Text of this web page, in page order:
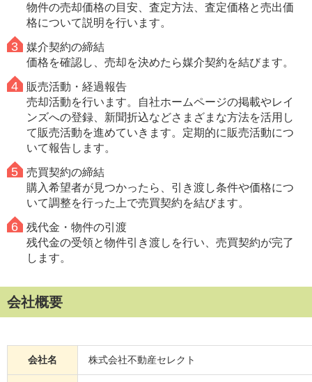
物件の売却価格の目安、査定方法、査定価格と売出価
格について説明を行います。
媒介契約の締結
価格を確認し、売却を決めたら媒介契約を結びます。
販売活動・経過報告
売却活動を行います。自社ホームページの掲載やレイ
ンズへの登録、新聞折込などさまざまな方法を活用し
て販売活動を進めていきます。定期的に販売活動につ
いて報告します。
売買契約の締結
購入希望者が見つかったら、引き渡し条件や価格につ
いて調整を行った上で売買契約を結びます。
残代金・物件の引渡
残代金の受領と物件引き渡しを行い、売買契約が完了
します。
会社概要
会社名 株式会社不動産セレクト